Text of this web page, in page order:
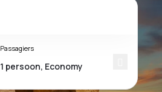
Passagiers